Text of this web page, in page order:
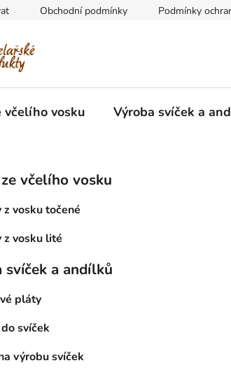
Obchodní podmínky Podmínky
včelího vosku Výroba svíček a
včelího vosku
z vosku točené
z vosku lité
svíček a andílků
pláty
svíček
výrobu svíček